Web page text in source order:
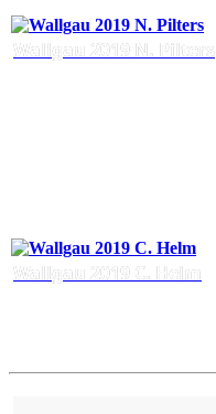
Wallgau 2019 N. Pilters
Wallgau 2019 C. Helm